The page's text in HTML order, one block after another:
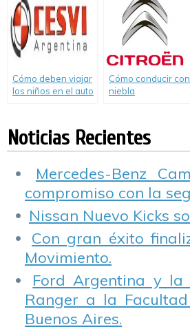
Cómo deben viajar
los niños en el auto
Cómo conducir con
niebla
Noticias Recientes
Mercedes-Benz
compromiso con la
Nissan Nuevo Kicks
Con gran éxito
Movimiento.
Ford Argentina y la
Ranger a la
Buenos Aires.